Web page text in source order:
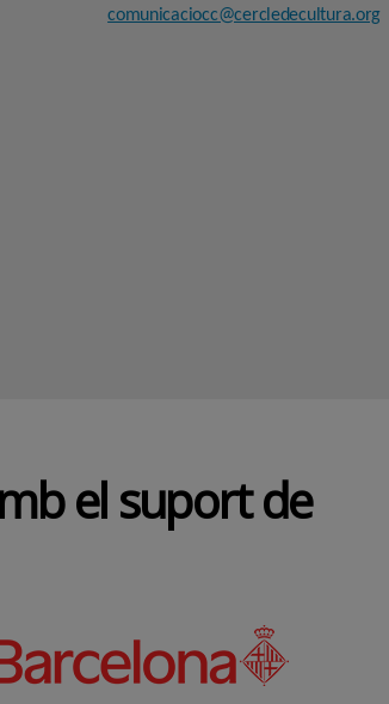
comunicaciocc@cercledecultura.org
el suport de